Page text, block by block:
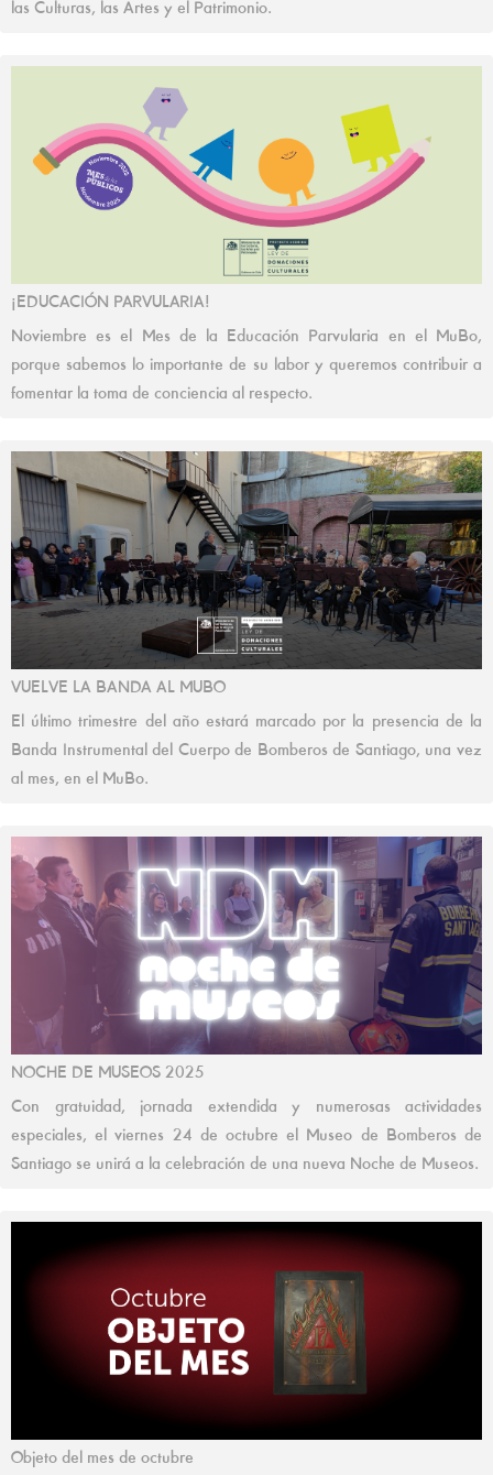
las Culturas, las Artes y el Patrimonio.
¡EDUCACIÓN PARVULARIA!
Noviembre es el Mes de la Educación Parvularia en el MuBo,
porque sabemos lo importante de su labor y queremos contribuir a
fomentar la toma de conciencia al respecto.
VUELVE LA BANDA AL MUBO
El último trimestre del año estará marcado por la presencia de la
Banda Instrumental del Cuerpo de Bomberos de Santiago, una vez
al mes, en el MuBo.
NOCHE DE MUSEOS 2025
Con gratuidad, jornada extendida y numerosas actividades
especiales, el viernes 24 de octubre el Museo de Bomberos de
Santiago se unirá a la celebración de una nueva Noche de Museos.
Objeto del mes de octubre